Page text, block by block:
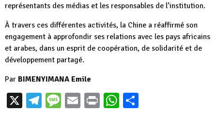
représentants des médias et les responsables de l’institution.
À travers ces différentes activités, la Chine a réaffirmé son
engagement à approfondir ses relations avec les pays africains
et arabes, dans un esprit de coopération, de solidarité et de
développement partagé.
Par BIMENYIMANA Emile
X Telegram
Message
EmailPrintWhatsApp